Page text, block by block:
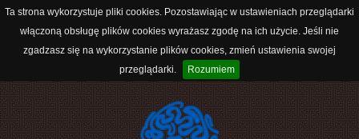
Ta strona wykorzystuje pliki cookies. Pozostawiając w ustawieniach przeglądarki
włączoną obsługę plików cookies wyrażasz zgodę na ich użycie. Jeśli nie
zgadzasz się na wykorzystanie plików cookies, zmień ustawienia swojej
przeglądarki.
Rozumiem